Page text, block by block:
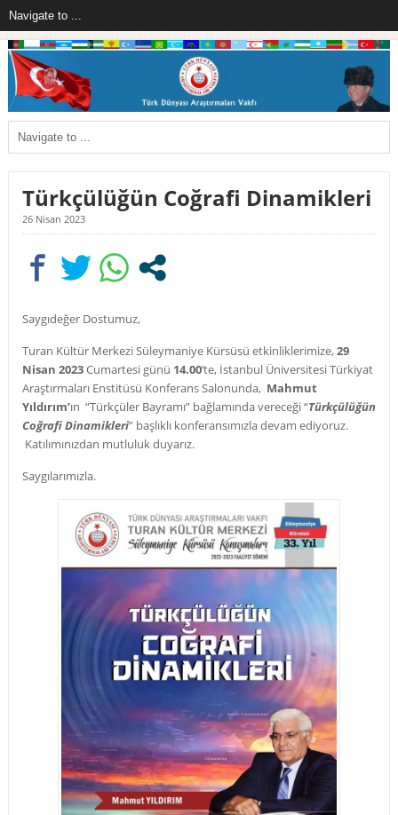
Türkçülüğün Coğrafi Dinamikleri
26 Nisan 2023
Saygıdeğer Dostumuz,
Turan Kültür Merkezi Süleymaniye Kürsüsü etkinliklerimize,29
Nisan 2023Cumartesi günü 14.00’te, İstanbul Üniversitesi Türkiyat
Araştırmaları Enstitüsü Konferans Salonunda, Mahmut
Yıldırım’ın “Türkçüler Bayramı” bağlamında vereceği “Türkçülüğün
Coğrafi Dinamikleri” başlıklı konferansımızla devam ediyoruz.
Katılımınızdan mutluluk duyarız.
Saygılarımızla.